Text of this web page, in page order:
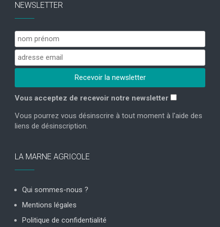
NEWSLETTER
Vous acceptez de recevoir notre newsletter
Vous pourrez vous désinscrire à tout moment à l'aide des
liens de désinscription.
LA MARNE AGRICOLE
Qui sommes-nous ?
Mentions légales
Politique de confidentialité